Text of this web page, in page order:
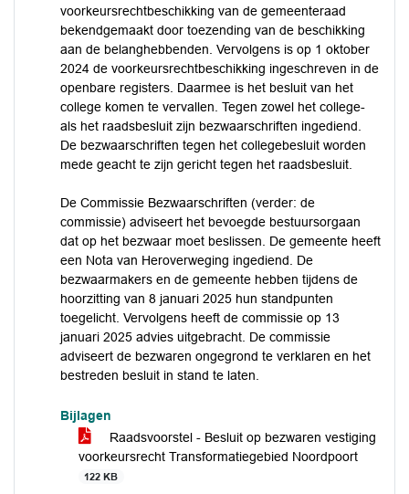
voorkeursrechtbeschikking van de gemeenteraad
bekendgemaakt door toezending van de beschikking
aan de belanghebbenden. Vervolgens is op 1 oktober
2024 de voorkeursrechtbeschikking ingeschreven in de
openbare registers. Daarmee is het besluit van het
college komen te vervallen. Tegen zowel het college-
als het raadsbesluit zijn bezwaarschriften ingediend.
De bezwaarschriften tegen het collegebesluit worden
mede geacht te zijn gericht tegen het raadsbesluit.
De Commissie Bezwaarschriften (verder: de
commissie) adviseert het bevoegde bestuursorgaan
dat op het bezwaar moet beslissen. De gemeente heeft
een Nota van Heroverweging ingediend. De
bezwaarmakers en de gemeente hebben tijdens de
hoorzitting van 8 januari 2025 hun standpunten
toegelicht. Vervolgens heeft de commissie op 13
januari 2025 advies uitgebracht. De commissie
adviseert de bezwaren ongegrond te verklaren en het
bestreden besluit in stand te laten.
Bijlagen
Raadsvoorstel - Besluit op bezwaren vestiging
voorkeursrecht Transformatiegebied Noordpoort
122 KB